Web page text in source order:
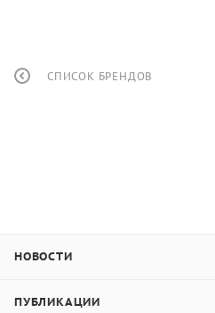
СПИСОК БРЕНДОВ
НОВОСТИ
ПУБЛИКАЦИИ